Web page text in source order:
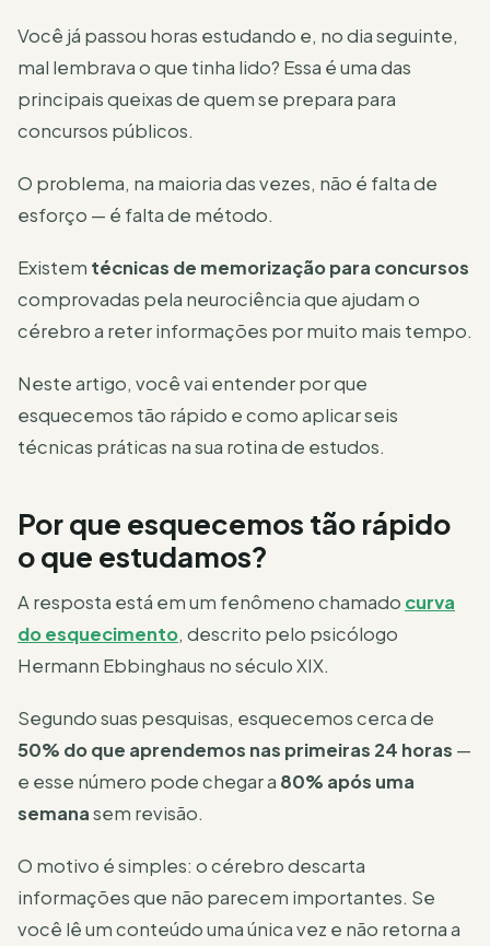
Você já passou horas estudando e, no dia seguinte,
mal lembrava o que tinha lido? Essa é uma das
principais queixas de quem se prepara para
concursos públicos.
O problema, na maioria das vezes, não é falta de
esforço — é falta de método.
Existem técnicas de memorização para concursos
comprovadas pela neurociência que ajudam o
cérebro a reter informações por muito mais tempo.
Neste artigo, você vai entender por que
esquecemos tão rápido e como aplicar seis
técnicas práticas na sua rotina de estudos.
Por que esquecemos tão rápido
o que estudamos?
A resposta está em um fenômeno chamado curva
do esquecimento, descrito pelo psicólogo
Hermann Ebbinghaus no século XIX.
Segundo suas pesquisas, esquecemos cerca de
50% do que aprendemos nas primeiras 24 horas —
e esse número pode chegar a 80% após uma
semanasem revisão.
O motivo é simples: o cérebro descarta
informações que não parecem importantes. Se
você lê um conteúdo uma única vez e não retorna a